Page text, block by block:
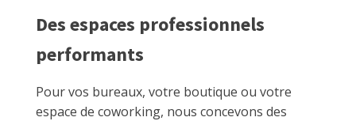
Des espaces professionnels
performants
Pour vos bureaux, votre boutique ou votre
espace de coworking, nous concevons des